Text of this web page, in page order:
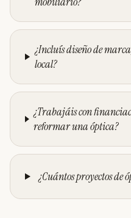
¿Incluís diseño de
local?
¿Trabajáis con
reformar una óptica?
¿Cuántos proyectos de